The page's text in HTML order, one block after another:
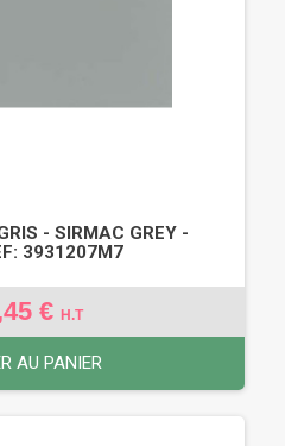
- SIRMAC GREY -
3931207M7
€ H.T
AU PANIER